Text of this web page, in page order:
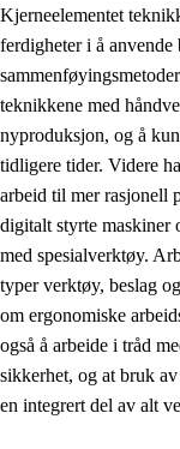
Kjerneelementet
ferdigheter i å
teknikkene med
nyproduksjon, og å
tidligere tider. Videre
arbeid til mer rasjonell
digitalt styrte maskiner
med spesialverktøy.
typer verktøy, beslag
om ergonomiske
også å arbeide i tråd
sikkerhet, og at bruk
en integrert del av alt